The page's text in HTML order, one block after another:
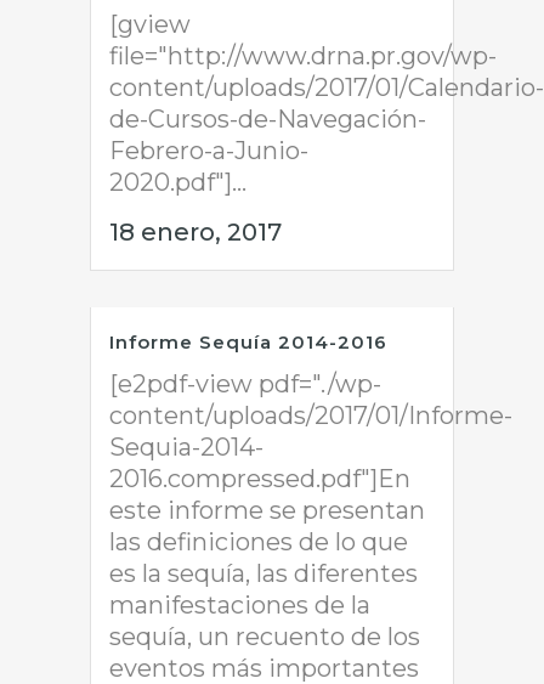
[gview
file="http://www.drna.pr.gov/wp-
content/uploads/2017/01/Calendario-
de-Cursos-de-Navegación-
Febrero-a-Junio-
2020.pdf"]...
18 enero, 2017
Informe Sequía 2014-2016
[e2pdf-view pdf="./wp-
content/uploads/2017/01/Informe-
Sequia-2014-
2016.compressed.pdf"]En
este informe se presentan
las definiciones de lo que
es la sequía, las diferentes
manifestaciones de la
sequía, un recuento de los
eventos más importantes